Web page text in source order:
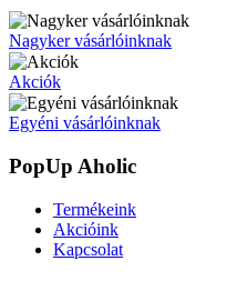
Nagyker vásárlóinknak
Akciók
Egyéni vásárlóinknak
PopUp Aholic
Termékeink
Akcióink
Kapcsolat